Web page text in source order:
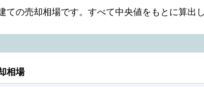
ての売却相場です。すべて中央値をもとに算出し
相場